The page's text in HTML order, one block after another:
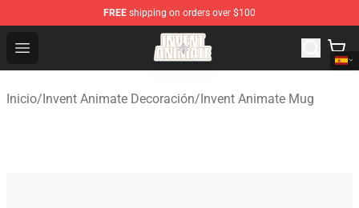
FREE shipping on orders over $100
Open menu
Invent Animate Shop - Official Invent Animate
Inicio/Invent Animate Decoración/Invent Animate Mug